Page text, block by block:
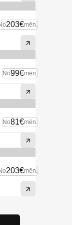
203€mēn.
No99€mēn.
No81€mēn.
203€mēn.